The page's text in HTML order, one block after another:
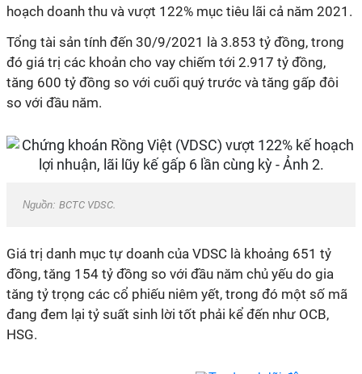
hoạch doanh thu và vượt 122% mục tiêu lãi cả năm 2021.
Tổng tài sản tính đến 30/9/2021 là 3.853 tỷ đồng, trong
đó giá trị các khoản cho vay chiếm tới 2.917 tỷ đồng,
tăng 600 tỷ đồng so với cuối quý trước và tăng gấp đôi
so với đầu năm.
Nguồn: BCTC VDSC.
Giá trị danh mục tự doanh của VDSC là khoảng 651 tỷ
đồng, tăng 154 tỷ đồng so với đầu năm chủ yếu do gia
tăng tỷ trọng các cổ phiếu niêm yết, trong đó một số mã
đang đem lại tỷ suất sinh lời tốt phải kể đến như OCB,
HSG.